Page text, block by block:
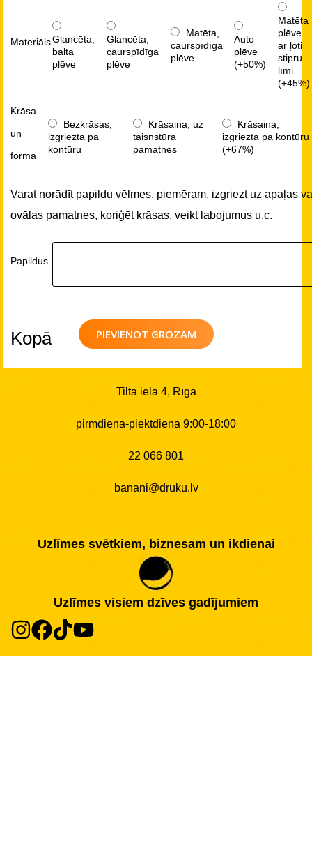
MateriālsGlancēta,
balta
plēve
Glancēta,
caurspīdīga
plēve
Matēta,
caurspīdīga
plēve
Auto
plēve
(+50%)
Matēta
plēve
ar ļoti
stipru
līmi
(+45%)
Krāsa
un
forma
Bezkrāsas,
izgriezta pa
kontūru
Krāsaina, uz
taisnstūra
pamatnes
Krāsaina,
izgriezta pa kontūru
(+67%)
Varat norādīt papildu vēlmes, piemēram, izgriezt uz apaļas
ovālas pamatnes, koriģēt krāsas, veikt labojumus u.c.
Papildus
PIEVIENOT GROZAM
Kopā
Tilta iela 4, Rīga
pirmdiena-piektdiena 9:00-18:00
22 066 801
banani@druku.lv
Uzlīmes svētkiem, biznesam un ikdienai
Uzlīmes visiem dzīves gadījumiem